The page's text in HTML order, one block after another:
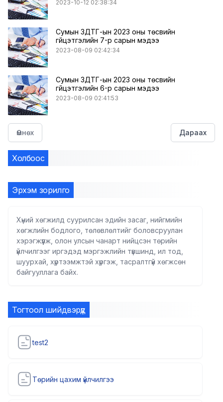
2023-10-12 02:38:34
Сумын ЗДТГ-ын 2023 оны төсвийн
гүйцэтгэлийн 7-р сарын мэдээ
2023-08-09 02:42:34
Сумын ЗДТГ-ын 2023 оны төсвийн
гүйцэтгэлийн 6-р сарын мэдээ
2023-08-09 02:41:53
Өмнөх Дараах
Холбоос
Эрхэм зорилго
Хүний хөгжилд суурилсан эдийн засаг, нийгмийн
хөгжлийн бодлого, төлөвлөлтийг боловсруулан
хэрэгжүүлж, олон улсын чанарт нийцсэн төрийн
үйлчилгээг иргэдэд мэргэжлийн түвшинд, ил тод,
шуурхай, хүртээмжтэй хүргэж, тасралтгүй хөгжсөн
байгууллага байх.
Тогтоол шийдвэрүүд
test2
Төрийн цахим үйлчилгээ